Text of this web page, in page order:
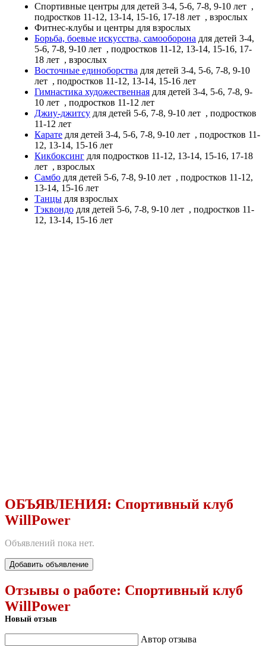
Спортивные центры для детей 3-4, 5-6, 7-8, 9-10 лет ,
подростков 11-12, 13-14, 15-16, 17-18 лет , взрослых
Фитнес-клубы и центры для взрослых
Борьба, боевые искусства, самооборона для детей 3-4,
5-6, 7-8, 9-10 лет , подростков 11-12, 13-14, 15-16, 17-
18 лет , взрослых
Восточные единоборства для детей 3-4, 5-6, 7-8, 9-10
лет , подростков 11-12, 13-14, 15-16 лет
Гимнастика художественная для детей 3-4, 5-6, 7-8, 9-
10 лет , подростков 11-12 лет
Джиу-джитсу для детей 5-6, 7-8, 9-10 лет , подростков
11-12 лет
Карате для детей 3-4, 5-6, 7-8, 9-10 лет , подростков 11-
12, 13-14, 15-16 лет
Кикбоксинг для подростков 11-12, 13-14, 15-16, 17-18
лет , взрослых
Самбо для детей 5-6, 7-8, 9-10 лет , подростков 11-12,
13-14, 15-16 лет
Танцы для взрослых
Тэквондо для детей 5-6, 7-8, 9-10 лет , подростков 11-
12, 13-14, 15-16 лет
ОБЪЯВЛЕНИЯ: Спортивный клуб
WillPower
Объявлений пока нет.
Добавить объявление
Отзывы о работе: Спортивный клуб
WillPower
Новый отзыв
Автор отзыва